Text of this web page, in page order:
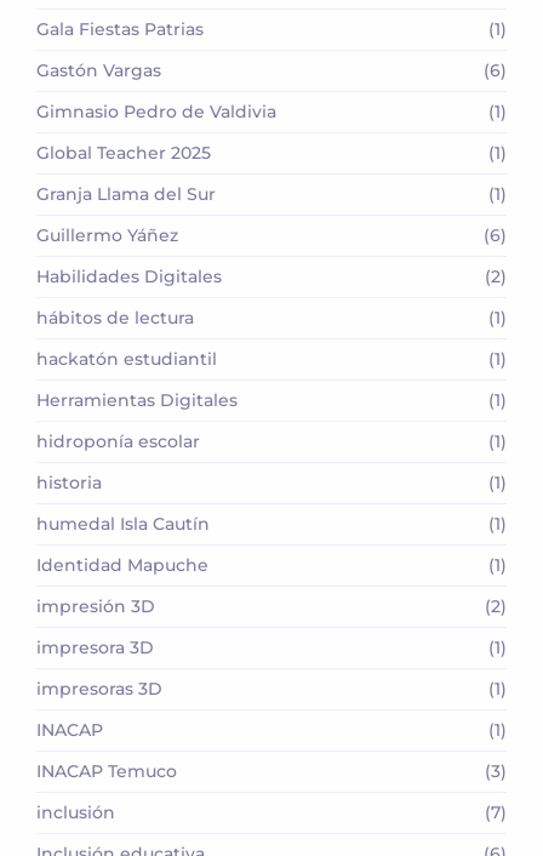
Gala Fiestas Patrias
(1)
Gastón Vargas
(6)
Gimnasio Pedro de Valdivia
(1)
Global Teacher 2025
(1)
Granja Llama del Sur
(1)
Guillermo Yáñez
(6)
Habilidades Digitales
(2)
hábitos de lectura
(1)
hackatón estudiantil
(1)
Herramientas Digitales
(1)
hidroponía escolar
(1)
historia
(1)
humedal Isla Cautín
(1)
Identidad Mapuche
(1)
impresión 3D
(2)
impresora 3D
(1)
impresoras 3D
(1)
INACAP
(1)
INACAP Temuco
(3)
inclusión
(7)